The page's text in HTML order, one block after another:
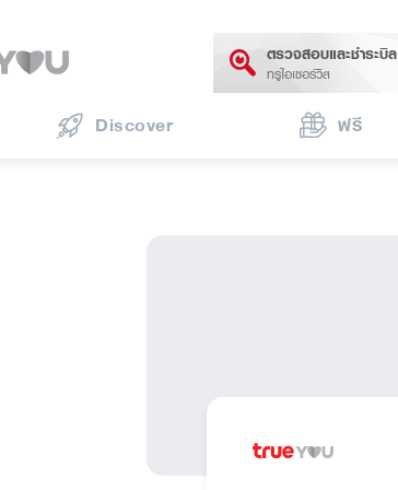
ตรวจสอบและชำระบิล
ทรูไอเซอร์วิส
Discover ฟรี